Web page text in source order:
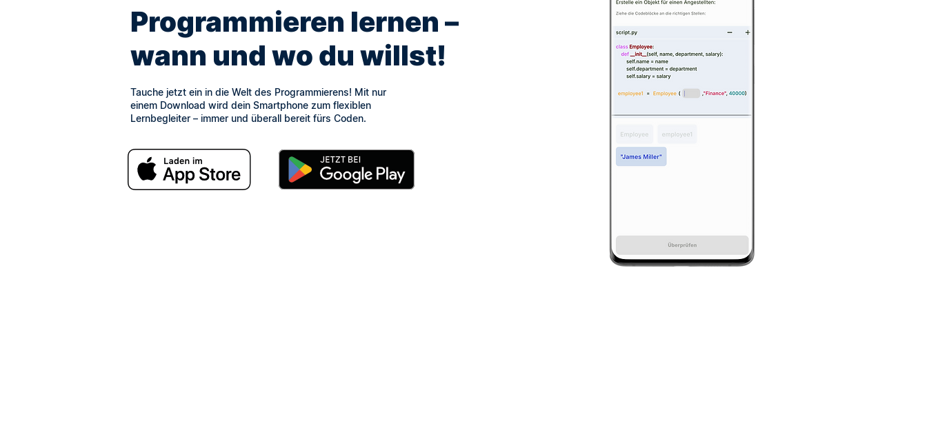
Programmieren lernen –
wann und wo du willst!
Tauche jetzt ein in die Welt des Programmierens! Mit nur
einem Download wird dein Smartphone zum flexiblen
Lernbegleiter – immer und überall bereit fürs Coden.